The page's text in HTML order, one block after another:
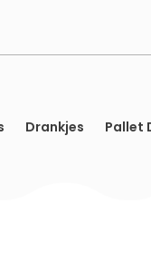
Drankjes Pallet